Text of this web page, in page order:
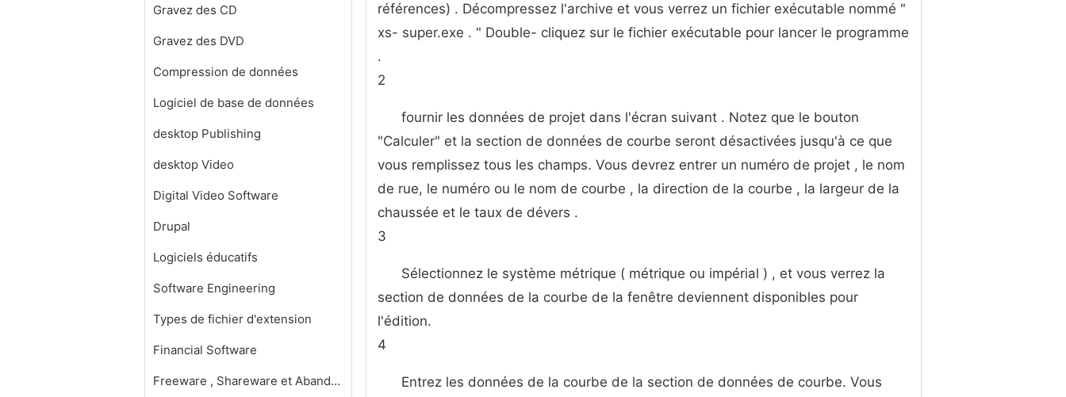
Gravez des CD
Gravez des DVD
Compression de données
Logiciel de base de données
desktop Publishing
desktop Video
Digital Video Software
Drupal
Logiciels éducatifs
Software Engineering
Types de fichier d'extension
Financial Software
Freeware , Shareware et Abandonware
références) . Décompressez l'archive et vous verrez un fichier exécutable nommé "
xs- super.exe . " Double- cliquez sur le fichier exécutable pour lancer le programme
.
2
fournir les données de projet dans l'écran suivant . Notez que le bouton
"Calculer" et la section de données de courbe seront désactivées jusqu'à ce que
vous remplissez tous les champs. Vous devrez entrer un numéro de projet , le nom
de rue, le numéro ou le nom de courbe , la direction de la courbe , la largeur de la
chaussée et le taux de dévers .
3
Sélectionnez le système métrique ( métrique ou impérial ) , et vous verrez la
section de données de la courbe de la fenêtre deviennent disponibles pour
l'édition.
4
Entrez les données de la courbe de la section de données de courbe. Vous